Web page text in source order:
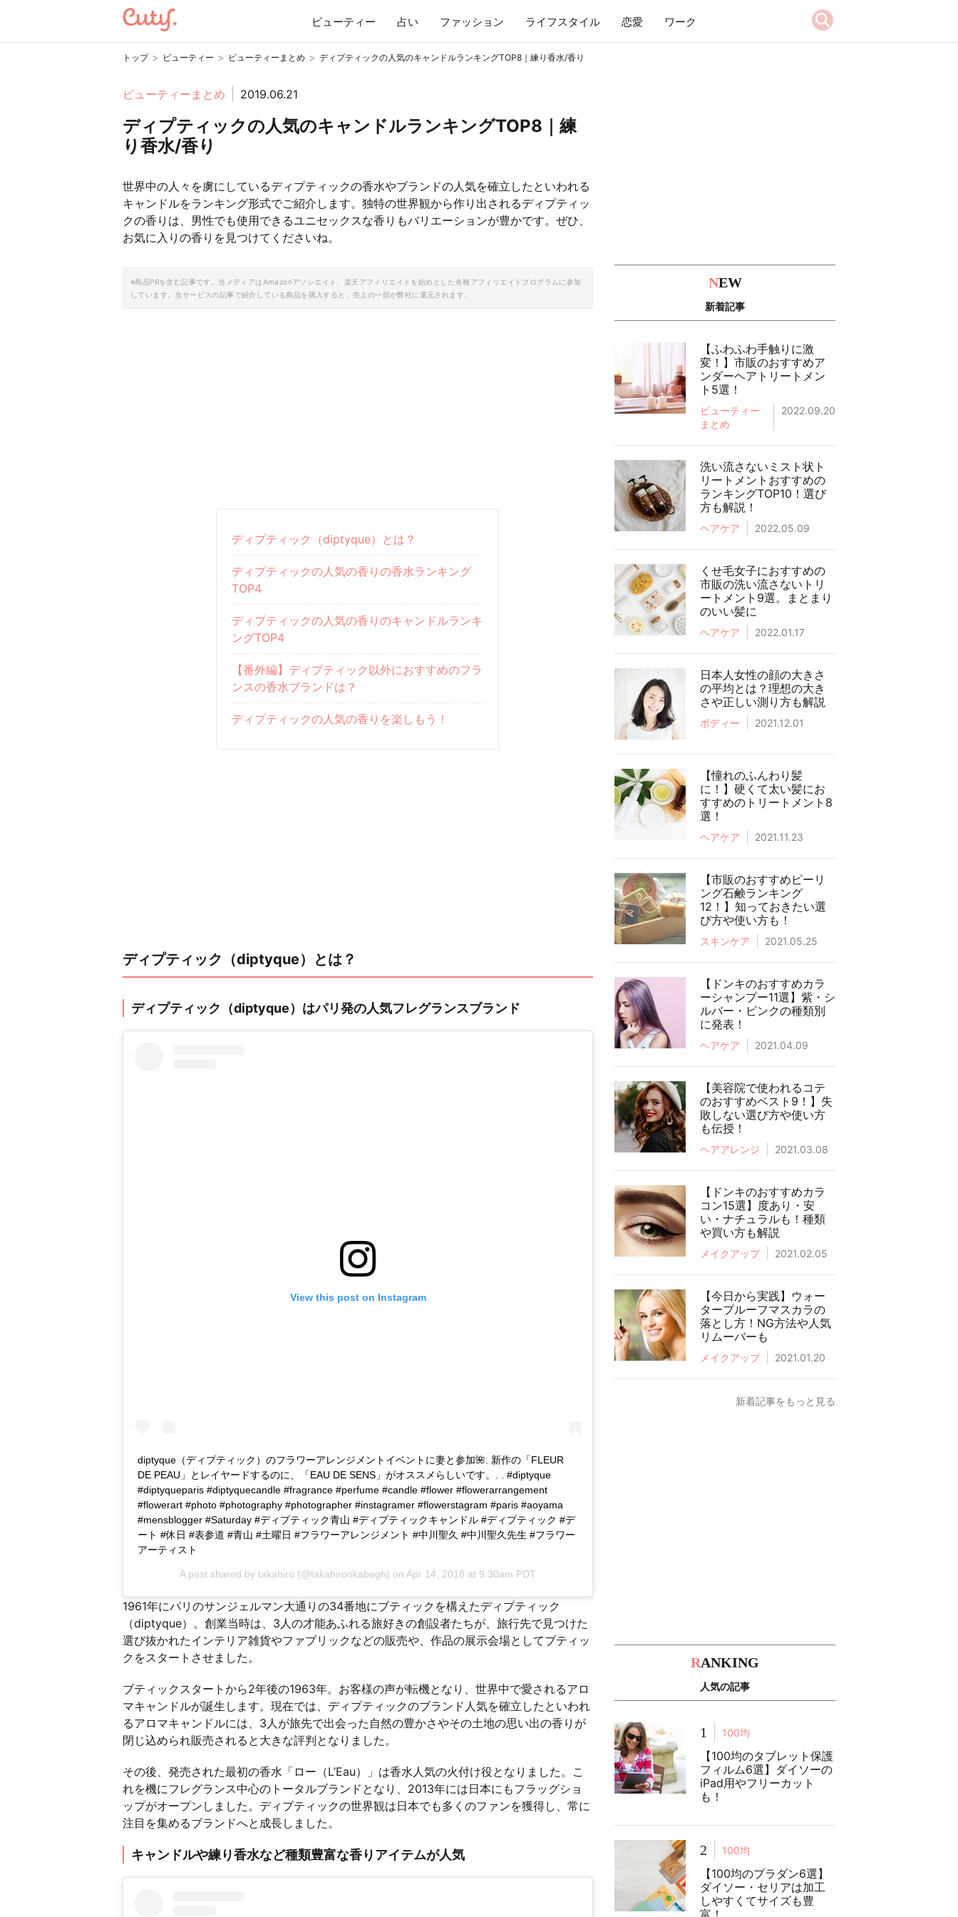
ビューティー 占い ファッション ライフスタイル 恋愛 ワーク
トップ > ビューティー > ビューティーまとめ > ディプティックの人気のキャンドルランキングTOP8｜練り香水/香り
ビューティーまとめ 2019.06.21
ディプティックの人気のキャンドルランキングTOP8｜練
り香水/香り
世界中の人々を虜にしているディプティックの香水やブランドの人気を確立したといわれる
キャンドルをランキング形式でご紹介します。独特の世界観から作り出されるディプティッ
クの香りは、男性でも使用できるユニセックスな香りもバリエーションが豊かです。ぜひ、
お気に入りの香りを見つけてくださいね。
※商品PRを含む記事です。当メディアはAmazonアソシエイト、楽天アフィリエイトを始めとした各種アフィリエイトプログラムに参加
しています。当サービスの記事で紹介している商品を購入すると、売上の一部が弊社に還元されます。
ディプティック（diptyque）とは？
ディプティックの人気の香りの香水ランキング
TOP4
ディプティックの人気の香りのキャンドルランキ
ングTOP4
【番外編】ディプティック以外におすすめのフラ
ンスの香水ブランドは？
ディプティックの人気の香りを楽しもう！
ディプティック（diptyque）とは？
ディプティック（diptyque）はパリ発の人気フレグランスブランド
View this post on Instagram
diptyque（ディプティック）のフラワーアレンジメントイベントに妻と参加🌺. 新作の「FLEUR
DE PEAU」とレイヤードするのに、「EAU DE SENS」がオススメらしいです。. . #diptyque
#diptyqueparis #diptyquecandle #fragrance #perfume #candle #flower #flowerarrangement
#flowerart #photo #photography #photographer #instagramer #flowerstagram #paris #aoyama
#mensblogger #Saturday #ディプティック青山 #ディプティックキャンドル #ディプティック #デ
ート #休日 #表参道 #青山 #土曜日 #フラワーアレンジメント #中川聖久 #中川聖久先生 #フラワー
アーティスト
A post shared by takahiro (@takahirookabegh) on Apr 14, 2018 at 9:30am PDT
1961年にパリのサンジェルマン大通りの34番地にブティックを構えたディプティック
（diptyque）。創業当時は、3人の才能あふれる旅好きの創設者たちが、旅行先で見つけた
選び抜かれたインテリア雑貨やファブリックなどの販売や、作品の展示会場としてブティッ
クをスタートさせました。
ブティックスタートから2年後の1963年。お客様の声が転機となり、世界中で愛されるアロ
マキャンドルが誕生します。現在では、ディプティックのブランド人気を確立したといわれ
るアロマキャンドルには、3人が旅先で出会った自然の豊かさやその土地の思い出の香りが
閉じ込められ販売されると大きな評判となりました。
その後、発売された最初の香水「ロー（L’Eau）」は香水人気の火付け役となりました。こ
れを機にフレグランス中心のトータルブランドとなり、2013年には日本にもフラッグショ
ップがオープンしました。ディプティックの世界観は日本でも多くのファンを獲得し、常に
注目を集めるブランドへと成長しました。
キャンドルや練り香水など種類豊富な香りアイテムが人気
NEW
新着記事
【ふわふわ手触りに激
変！】市販のおすすめア
ンダーヘアトリートメン
ト5選！
ビューティー
まとめ
2022.09.20
洗い流さないミスト状ト
リートメントおすすめの
ランキングTOP10！選び
方も解説！
ヘアケア 2022.05.09
くせ毛女子におすすめの
市販の洗い流さないトリ
ートメント9選。まとまり
のいい髪に
ヘアケア 2022.01.17
日本人女性の顔の大きさ
の平均とは？理想の大き
さや正しい測り方も解説
ボディー 2021.12.01
【憧れのふんわり髪
に！】硬くて太い髪にお
すすめのトリートメント8
選！
ヘアケア 2021.11.23
【市販のおすすめピーリ
ング石鹸ランキング
12！】知っておきたい選
び方や使い方も！
スキンケア 2021.05.25
【ドンキのおすすめカラ
ーシャンプー11選】紫・シ
ルバー・ピンクの種類別
に発表！
ヘアケア 2021.04.09
【美容院で使われるコテ
のおすすめベスト9！】失
敗しない選び方や使い方
も伝授！
ヘアアレンジ 2021.03.08
【ドンキのおすすめカラ
コン15選】度あり・安
い・ナチュラルも！種類
や買い方も解説
メイクアップ 2021.02.05
【今日から実践】ウォー
タープルーフマスカラの
落とし方！NG方法や人気
リムーバーも
メイクアップ 2021.01.20
新着記事をもっと見る
RANKING
人気の記事
1 100均
【100均のタブレット保護
フィルム6選】ダイソーの
iPad用やフリーカット
も！
2 100均
【100均のプラダン6選】
ダイソー・セリアは加工
しやすくてサイズも豊
富！